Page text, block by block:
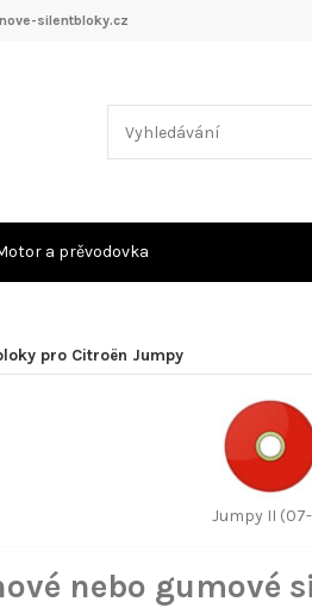
silentbloky.cz
a prěvodovka
pro Citroën Jumpy
Jumpy II (07-
nebo gumové